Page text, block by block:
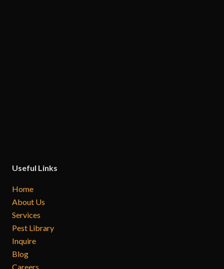
Useful Links
Home
About Us
Services
Pest Library
Inquire
Blog
Careers